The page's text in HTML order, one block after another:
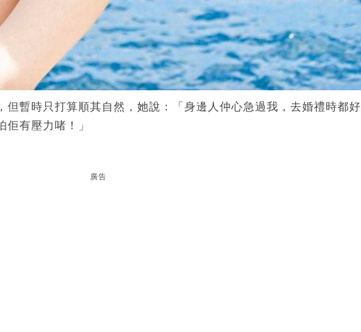
但暫時只打算順其自然，她說：「身邊人仲心急過我，去婚禮時都好
佢有壓力啫！」
廣告